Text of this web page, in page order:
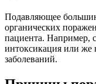
Подавляющее
органических
пациента. Например,
интоксикация или же
заболеваний.